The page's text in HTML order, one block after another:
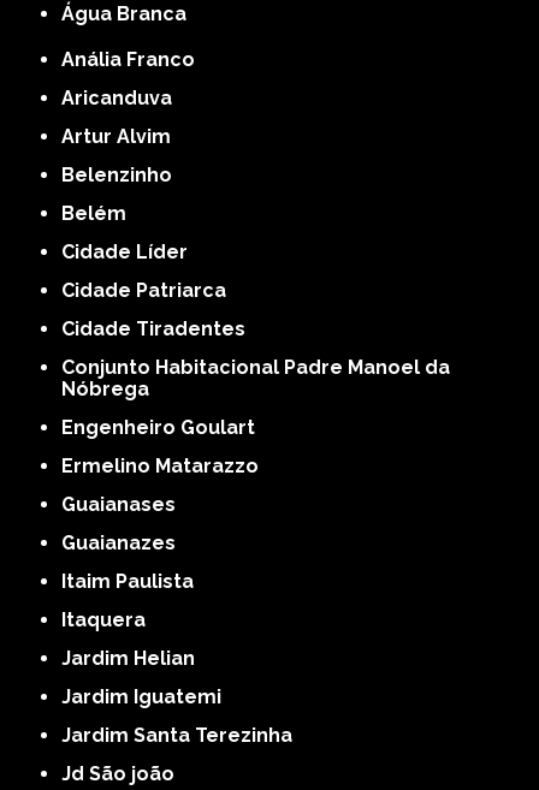
Água Branca
Anália Franco
Aricanduva
Artur Alvim
Belenzinho
Belém
Cidade Líder
Cidade Patriarca
Cidade Tiradentes
Conjunto Habitacional Padre Manoel da
Nóbrega
Engenheiro Goulart
Ermelino Matarazzo
Guaianases
Guaianazes
Itaim Paulista
Itaquera
Jardim Helian
Jardim Iguatemi
Jardim Santa Terezinha
Jd São joão